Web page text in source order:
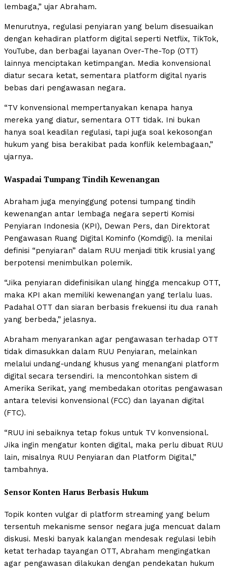
lembaga,” ujar Abraham.
Menurutnya, regulasi penyiaran yang belum disesuaikan
dengan kehadiran platform digital seperti Netflix, TikTok,
YouTube, dan berbagai layanan Over-The-Top (OTT)
lainnya menciptakan ketimpangan. Media konvensional
diatur secara ketat, sementara platform digital nyaris
bebas dari pengawasan negara.
“TV konvensional mempertanyakan kenapa hanya
mereka yang diatur, sementara OTT tidak. Ini bukan
hanya soal keadilan regulasi, tapi juga soal kekosongan
hukum yang bisa berakibat pada konflik kelembagaan,”
ujarnya.
Waspadai Tumpang Tindih Kewenangan
Abraham juga menyinggung potensi tumpang tindih
kewenangan antar lembaga negara seperti Komisi
Penyiaran Indonesia (KPI), Dewan Pers, dan Direktorat
Pengawasan Ruang Digital Kominfo (Komdigi). Ia menilai
definisi “penyiaran” dalam RUU menjadi titik krusial yang
berpotensi menimbulkan polemik.
“Jika penyiaran didefinisikan ulang hingga mencakup OTT,
maka KPI akan memiliki kewenangan yang terlalu luas.
Padahal OTT dan siaran berbasis frekuensi itu dua ranah
yang berbeda,” jelasnya.
Abraham menyarankan agar pengawasan terhadap OTT
tidak dimasukkan dalam RUU Penyiaran, melainkan
melalui undang-undang khusus yang menangani platform
digital secara tersendiri. Ia mencontohkan sistem di
Amerika Serikat, yang membedakan otoritas pengawasan
antara televisi konvensional (FCC) dan layanan digital
(FTC).
“RUU ini sebaiknya tetap fokus untuk TV konvensional.
Jika ingin mengatur konten digital, maka perlu dibuat RUU
lain, misalnya RUU Penyiaran dan Platform Digital,”
tambahnya.
Sensor Konten Harus Berbasis Hukum
Topik konten vulgar di platform streaming yang belum
tersentuh mekanisme sensor negara juga mencuat dalam
diskusi. Meski banyak kalangan mendesak regulasi lebih
ketat terhadap tayangan OTT, Abraham mengingatkan
agar pengawasan dilakukan dengan pendekatan hukum